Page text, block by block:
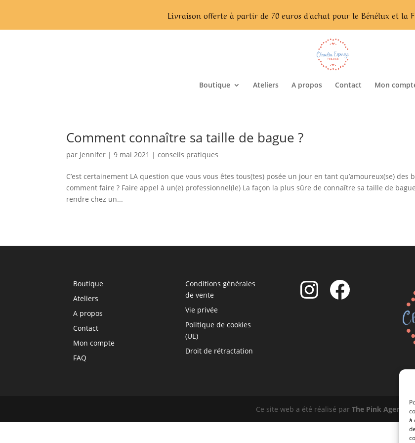
à
Boutique Ateliers A propos Contact Mon
Comment connaître sa taille de bague ?
par Jennifer |9 mai 2021 |conseils pratiques
C’est certainement LA question que vous vous êtes tous(tes) posée un jour en tant qu’amoureux(se) des
comment faire ? Faire appel à un(e) professionnel(le) La façon la plus sûre de connaître sa taille de
rendre chez un...
Boutique
Ateliers
A propos
Contact
Mon compte
FAQ
Conditions générales
de vente
Vie privée
Politique de cookies
(UE)
Droit de rétractation
Instagram
Ce site web a été réalisé par The Pink Agency
Livraison offerte à partir de 70 euros d'achat pour le Bénélux et la